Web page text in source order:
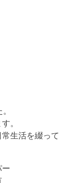
。
生活を綴って